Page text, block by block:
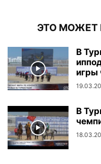
ЭТО МОЖЕТ
В
игры
В